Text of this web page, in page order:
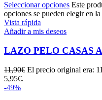
Seleccionar opciones Este
opciones se pueden elegir en
Vista rápida
Añadir a mis deseos
LAZO PELO CASAS
11,90€ El precio original era:
5,95€.
-49%